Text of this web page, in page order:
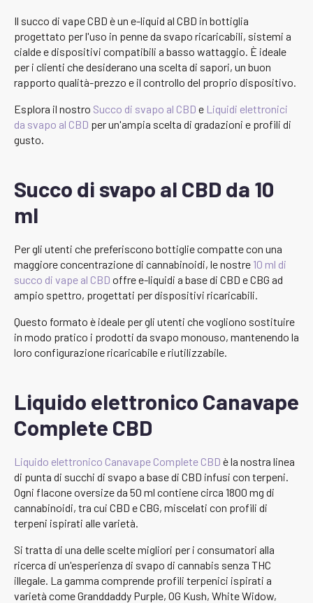
Il succo di vape CBD è un e-liquid al CBD in bottiglia
progettato per l'uso in penne da svapo ricaricabili, sistemi a
cialde e dispositivi compatibili a basso wattaggio. È ideale
per i clienti che desiderano una scelta di sapori, un buon
rapporto qualità-prezzo e il controllo del proprio dispositivo.
Esplora il nostro Succo di svapo al CBD e Liquidi elettronici
da svapo al CBD per un'ampia scelta di gradazioni e profili di
gusto.
Succo di svapo al CBD da 10
ml
Per gli utenti che preferiscono bottiglie compatte con una
maggiore concentrazione di cannabinoidi, le nostre 10 ml di
succo di vape al CBD offre e-liquidi a base di CBD e CBG ad
ampio spettro, progettati per dispositivi ricaricabili.
Questo formato è ideale per gli utenti che vogliono sostituire
in modo pratico i prodotti da svapo monouso, mantenendo la
loro configurazione ricaricabile e riutilizzabile.
Liquido elettronico Canavape
Complete CBD
Liquido elettronico Canavape Complete CBD è la nostra linea
di punta di succhi di svapo a base di CBD infusi con terpeni.
Ogni flacone oversize da 50 ml contiene circa 1800 mg di
cannabinoidi, tra cui CBD e CBG, miscelati con profili di
terpeni ispirati alle varietà.
Si tratta di una delle scelte migliori per i consumatori alla
ricerca di un'esperienza di svapo di cannabis senza THC
illegale. La gamma comprende profili terpenici ispirati a
varietà come Granddaddy Purple, OG Kush, White Widow,